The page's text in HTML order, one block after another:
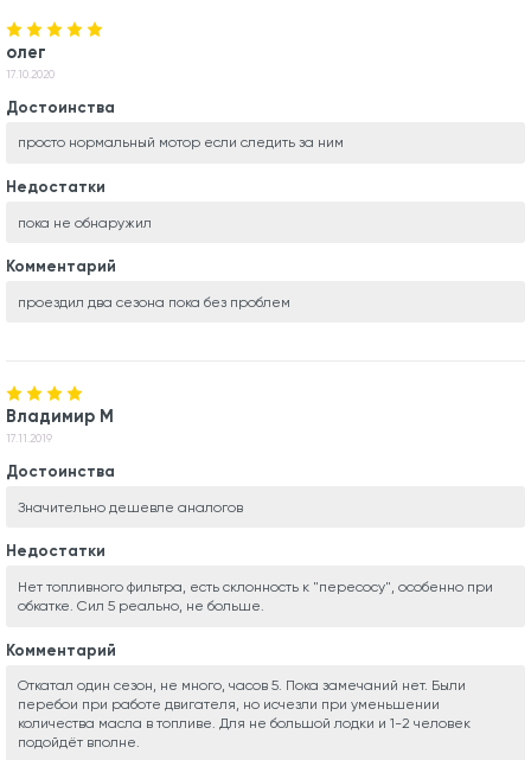
олег
17.10.2020
Достоинства
просто нормальный мотор если следить за ним
Недостатки
пока не обнаружил
Комментарий
проездил два сезона пока без проблем
Владимир М
17.11.2019
Достоинства
Значительно дешевле аналогов
Недостатки
Нет топливного фильтра, есть склонность к "пересосу", особенно при
обкатке. Сил 5 реально, не больше.
Комментарий
Откатал один сезон, не много, часов 5. Пока замечаний нет. Были
перебои при работе двигателя, но исчезли при уменьшении
количества масла в топливе. Для не большой лодки и 1-2 человек
подойдёт вполне.